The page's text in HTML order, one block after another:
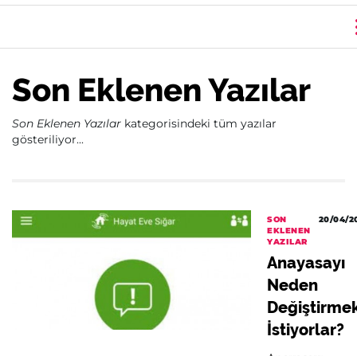
Son Eklenen Yazılar
Son Eklenen Yazılar kategorisindeki tüm yazılar
gösteriliyor...
SON
EKLENEN
YAZILAR
20/04/
Anayasayı
Neden
İstiyorlar?